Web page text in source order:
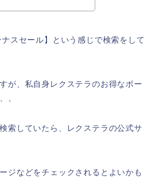
スセール】という感じで検索をして
が、私自身レクステラのお得なボー
、
索していたら、レクステラの公式サ
ジなどをチェックされるとよいかも